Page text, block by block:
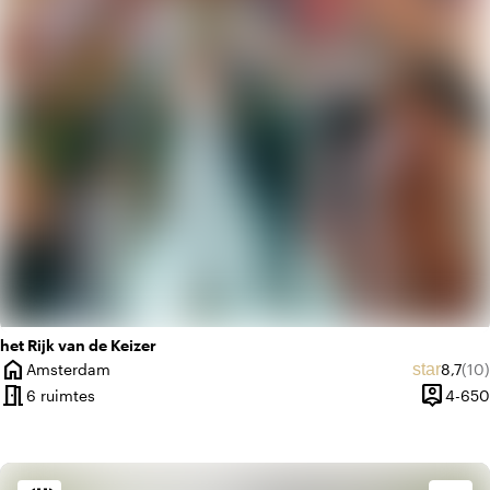
het Rijk van de Keizer
home
Plaats
Amsterdam star8,7(10)
meeting_room6 ruimtes person_pin4-650